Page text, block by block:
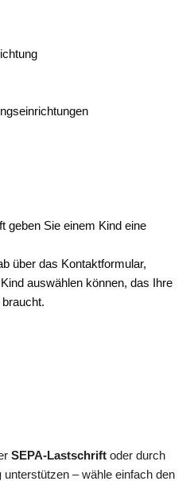
geben Sie einem Kind eine
über das Kontaktformular,
auswählen können, das Ihre
SEPA-Lastschrift oder durch
unterstützen – wähle einfach den